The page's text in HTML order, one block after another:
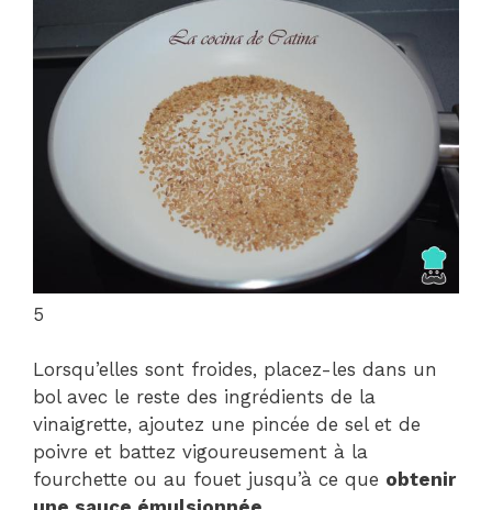
5
Lorsqu’elles sont froides, placez-les dans un
bol avec le reste des ingrédients de la
vinaigrette, ajoutez une pincée de sel et de
poivre et battez vigoureusement à la
fourchette ou au fouet jusqu’à ce que obtenir